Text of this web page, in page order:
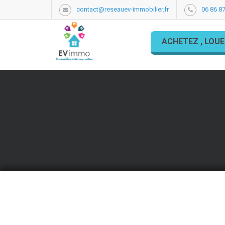
contact@reseauev-immobilier.fr 06 86
ACHETEZ ,